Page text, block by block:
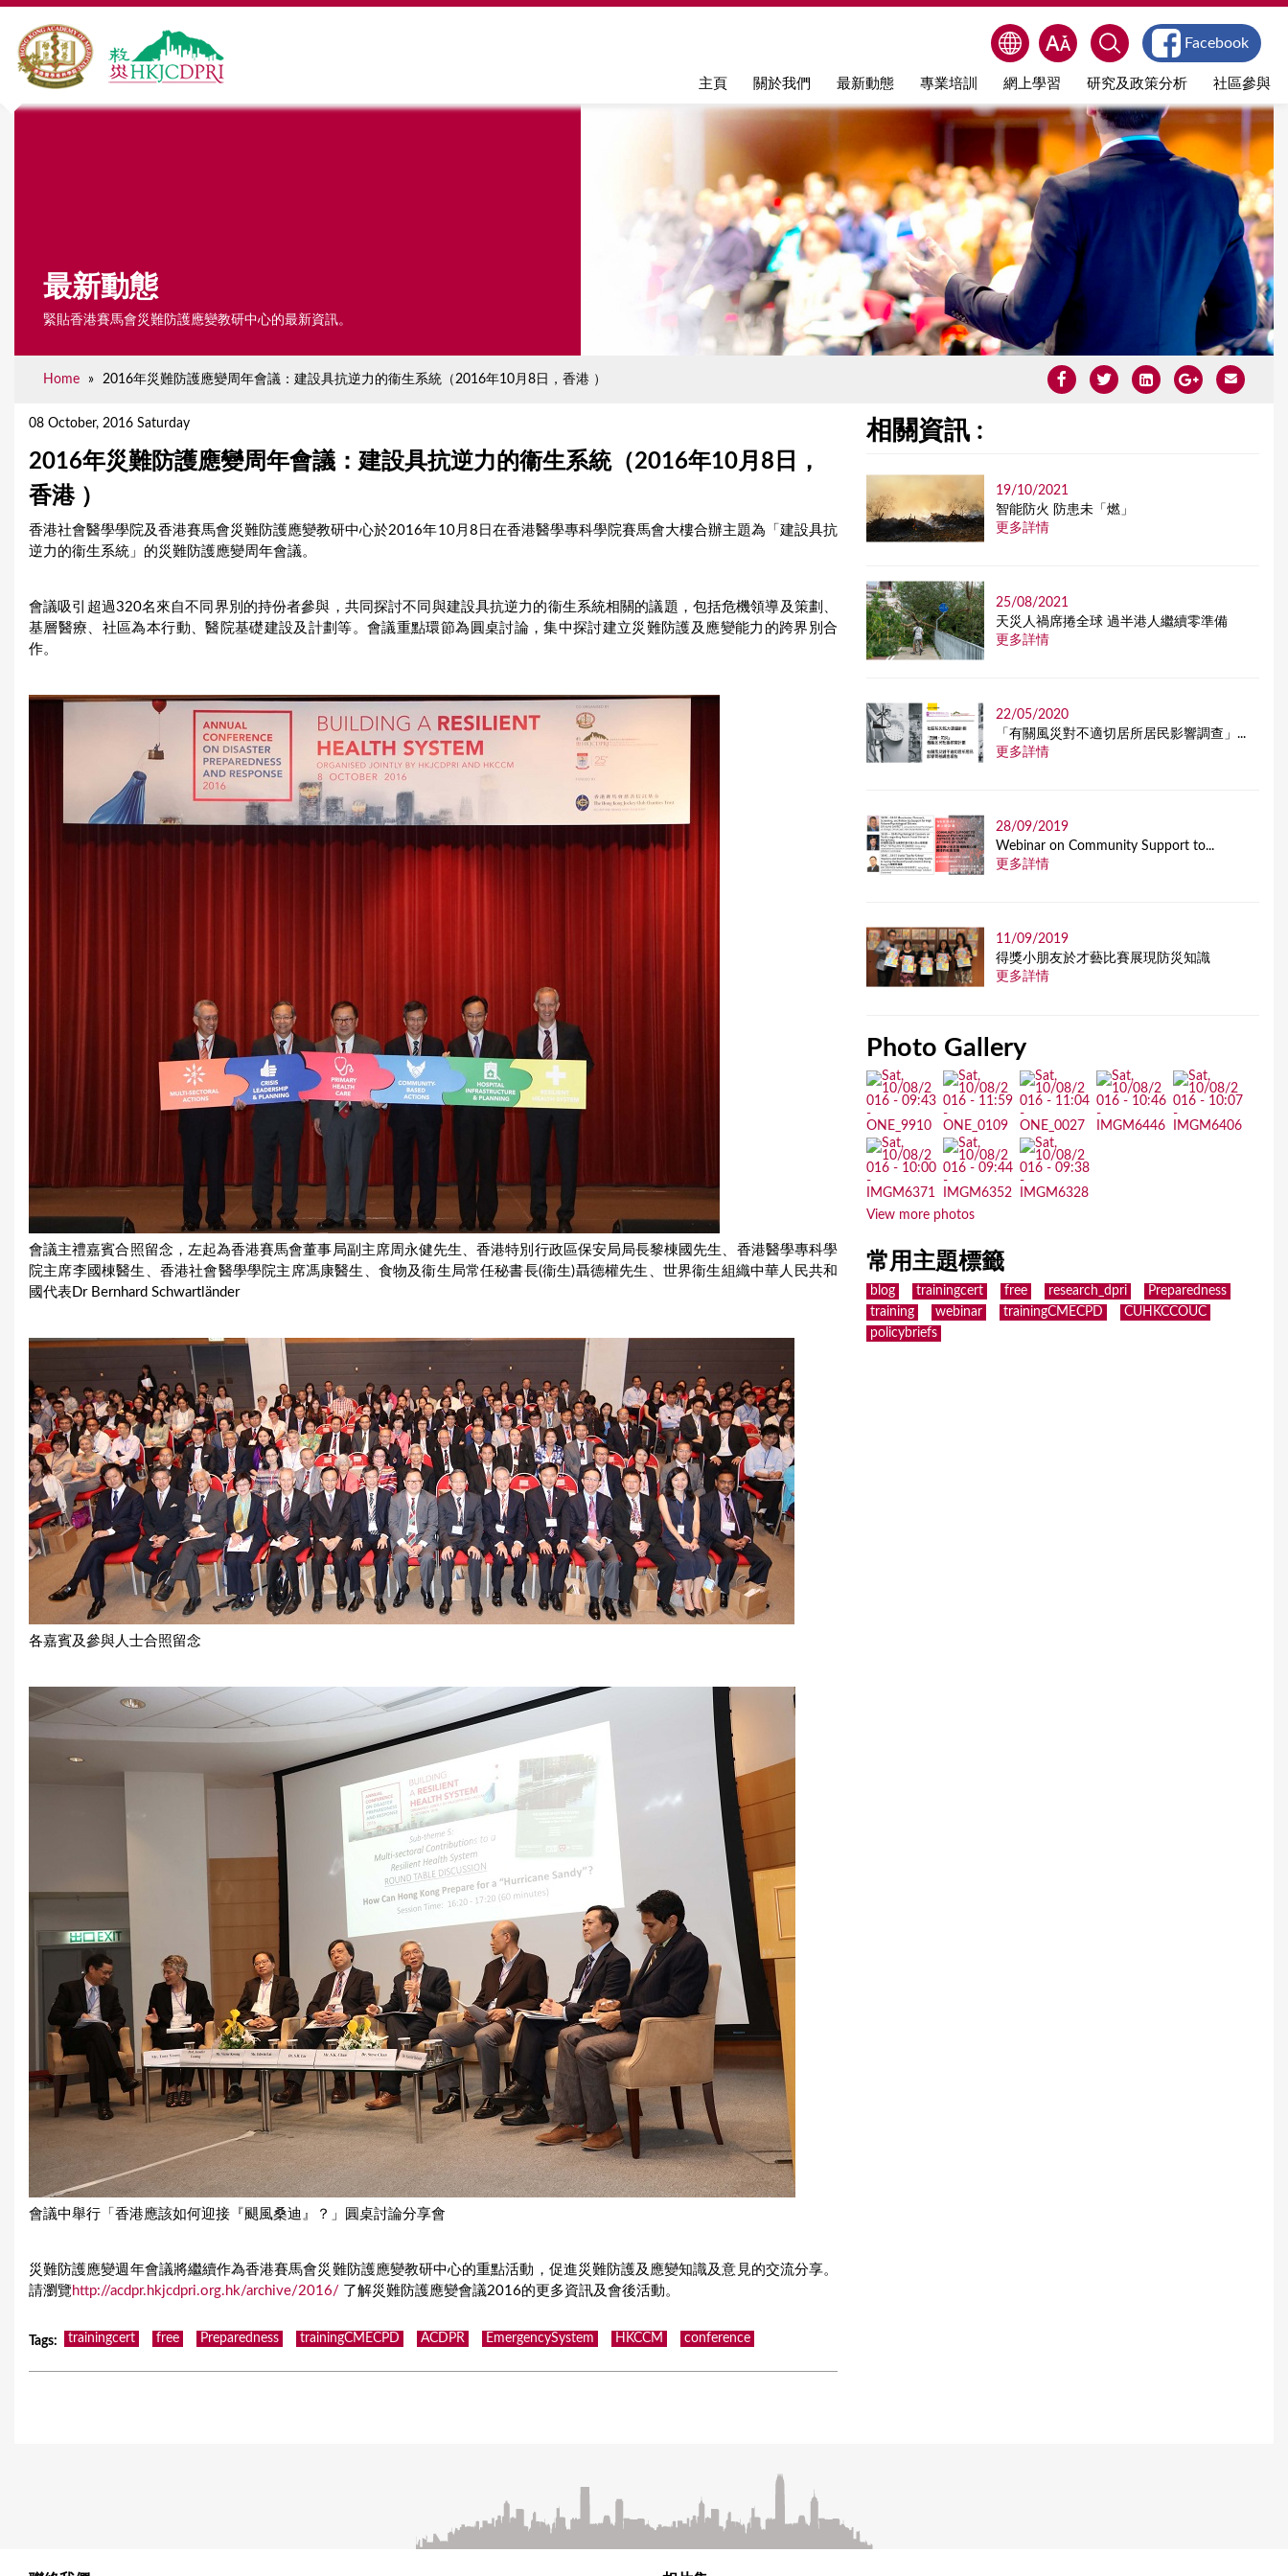
Jump to navigation
主頁 關於我們 最新動態 專業培訓 網上學習 研究及政策分析 社區參與
Facebook
最新動態
緊貼香港賽馬會災難防護應變教研中心的最新資訊。
Home » 2016年災難防護應變周年會議：建設具抗逆力的衞生系統（2016年10月8日，香港 ）
08 October, 2016 Saturday
2016年災難防護應變周年會議：建設具抗逆力的衞生系統（2016年10月8日，
香港 ）
香港社會醫學學院及香港賽馬會災難防護應變教研中心於2016年10月8日在香港醫學專科學院賽馬會大樓合辦主題為「建設具抗
逆力的衞生系統」的災難防護應變周年會議。
會議吸引超過320名來自不同界別的持份者參與，共同探討不同與建設具抗逆力的衞生系統相關的議題，包括危機領導及策劃、
基層醫療、社區為本行動、醫院基礎建設及計劃等。會議重點環節為圓桌討論，集中探討建立災難防護及應變能力的跨界別合
作。
會議主禮嘉賓合照留念，左起為香港賽馬會董事局副主席周永健先生、香港特別行政區保安局局長黎棟國先生、香港醫學專科學
院主席李國棟醫生、香港社會醫學學院主席馮康醫生、食物及衞生局常任秘書長(衞生)聶德權先生、世界衞生組織中華人民共和
國代表Dr Bernhard Schwartländer
各嘉賓及參與人士合照留念
會議中舉行「香港應該如何迎接『颶風桑迪』？」圓桌討論分享會
災難防護應變週年會議將繼續作為香港賽馬會災難防護應變教研中心的重點活動，促進災難防護及應變知識及意見的交流分享。
請瀏覽 http://acdpr.hkjcdpri.org.hk/archive/2016/ 了解災難防護應變會議2016的更多資訊及會後活動。
Tags: trainingcert free Preparedness trainingCMECPD ACDPR EmergencySystem HKCCM conference
相關資訊 :
19/10/2021
智能防火 防患未「燃」
更多詳情
25/08/2021
天災人禍席捲全球 過半港人繼續零準備
更多詳情
22/05/2020
「有關風災對不適切居所居民影響調查」...
更多詳情
28/09/2019
Webinar on Community Support to...
更多詳情
11/09/2019
得獎小朋友於才藝比賽展現防災知識
更多詳情
Photo Gallery
View more photos
常用主題標籤
blog trainingcert free research_dpri
Preparedness
training
webinar trainingCMECPD
CUHKCCOUC
policybriefs